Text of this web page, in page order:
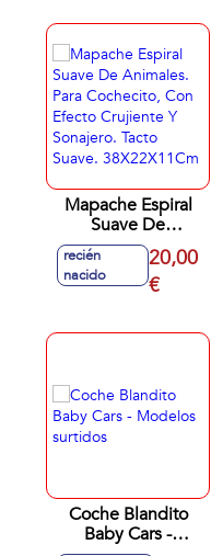
Mapache Espiral
Suave De
Animales. Para
Cochecito, Con
Efecto Crujiente Y
recién
nacido
20,00
€
Coche Blandito
Baby Cars -